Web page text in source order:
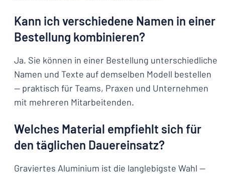
Kann ich verschiedene Namen in einer
Bestellung kombinieren?
Ja. Sie können in einer Bestellung unterschiedliche
Namen und Texte auf demselben Modell bestellen
— praktisch für Teams, Praxen und Unternehmen
mit mehreren Mitarbeitenden.
Welches Material empfiehlt sich für
den täglichen Dauereinsatz?
Graviertes Aluminium ist die langlebigste Wahl —